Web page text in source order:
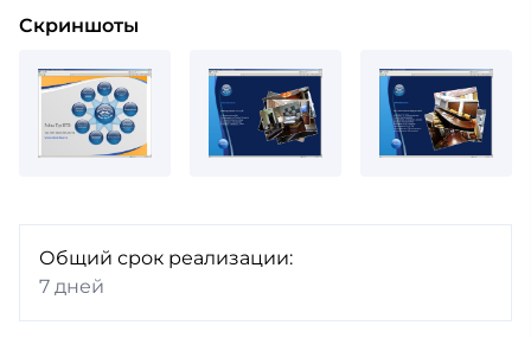
Скриншоты
Общий срок реализации:
7 дней